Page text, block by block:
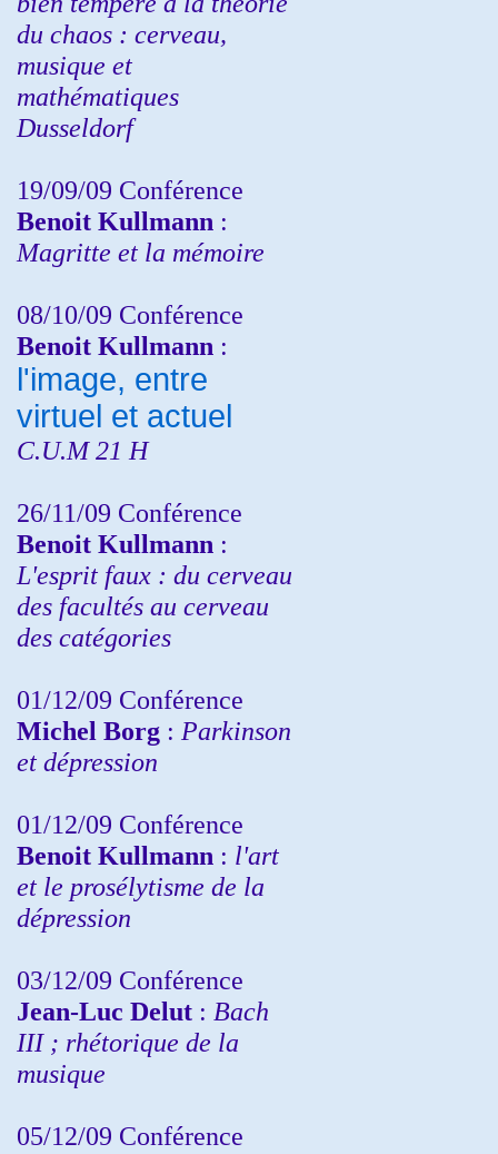
du chaos : cerveau,
musique et
mathématiques
Dusseldorf
19/09/09 Conférence
Benoit Kullmann :
Magritte et la mémoire
08/10/09 Conférence
Benoit Kullmann :
l'image, entre
virtuel et actuel
C.U.M 21 H
26/11/09 Conférence
Benoit Kullmann :
L'esprit faux : du cerveau
des facultés au cerveau
des catégories
01/12/09 Conférence
Michel Borg : Parkinson
et dépression
01/12/09 Conférence
Benoit Kullmann : l'art
et le prosélytisme de la
dépression
03/12/09 Conférence
Jean-Luc Delut : Bach
III ; rhétorique de la
musique
05/12/09 Conférence